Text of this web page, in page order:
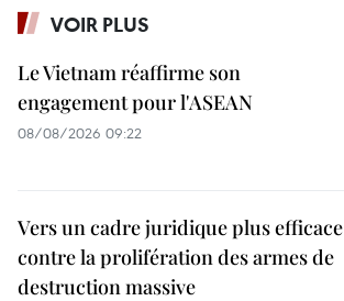
VOIR PLUS
Le Vietnam réaffirme son
engagement pour l'ASEAN
08/08/2026 09:22
Vers un cadre juridique plus efficace
contre la prolifération des armes de
destruction massive